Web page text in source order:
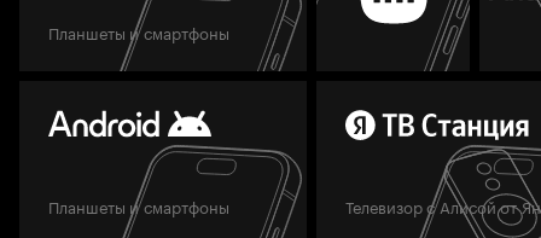
Планшеты и смартфоны
Планшеты и смартфоны Телевизор с Алисой от